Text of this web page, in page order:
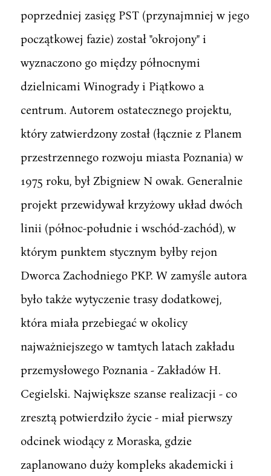
poprzedniej zasięg PST (przynajmniej w jego
początkowej fazie) został "okrojony" i
wyznaczono go między północnymi
dzielnicami Winogrady i Piątkowo a
centrum. Autorem ostatecznego projektu,
który zatwierdzony został (łącznie z Planem
przestrzennego rozwoju miasta Poznania) w
1975 roku, był Zbigniew N owak. Generalnie
projekt przewidywał krzyżowy układ dwóch
linii (północ-południe i wschód-zachód), w
którym punktem stycznym byłby rejon
Dworca Zachodniego PKP. W zamyśle autora
było także wytyczenie trasy dodatkowej,
która miała przebiegać w okolicy
najważniejszego w tamtych latach zakładu
przemysłowego Poznania - Zakładów H.
Cegielski. Największe szanse realizacji - co
zresztą potwierdziło życie - miał pierwszy
odcinek wiodący z Moraska, gdzie
zaplanowano duży kompleks akademicki i